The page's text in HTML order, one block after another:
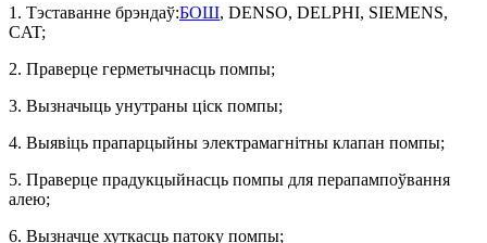
1. Тэставанне брэндаў:БОШ, DENSO, DELPHI, SIEMENS,
CAT;
2. Праверце герметычнасць помпы;
3. Вызначыць унутраны ціск помпы;
4. Выявіць прапарцыйны электрамагнітны клапан помпы;
5. Праверце прадукцыйнасць помпы для перапампоўвання
алею;
6. Вызначце хуткасць патоку помпы;